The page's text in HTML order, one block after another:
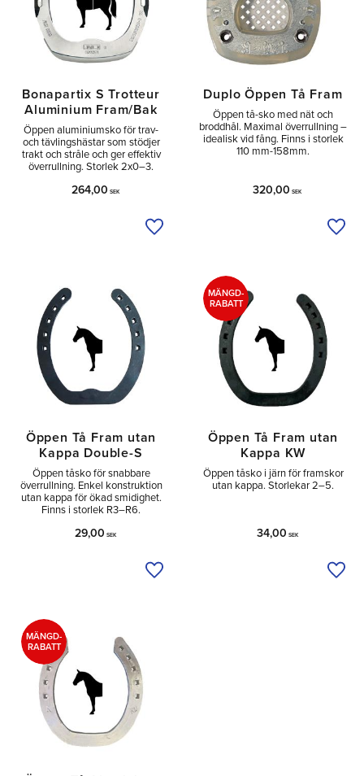
Bonapartix S Trotteur
Aluminium Fram/Bak
Öppen aluminiumsko för trav-
och tävlingshästar som stödjer
trakt och stråle och ger effektiv
överrullning. Storlek 2x0–3.
264,00 SEK
Lägg till i önskelista
Duplo Öppen Tå Fram
Öppen tå-sko med nät och
broddhål. Maximal överrullning –
idealisk vid fång. Finns i storlek
110 mm-158mm.
320,00 SEK
Öppen Tå Fram utan
Kappa Double-S
Öppen tåsko för snabbare
överrullning. Enkel konstruktion
utan kappa för ökad smidighet.
Finns i storlek R3–R6.
29,00 SEK
Lägg till i önskelista
Öppen Tå Fram utan
Kappa KW
Öppen tåsko i järn för framskor
utan kappa. Storlekar 2–5.
34,00 SEK
MÄNGD-
RABATT
MÄNGD-
RABATT